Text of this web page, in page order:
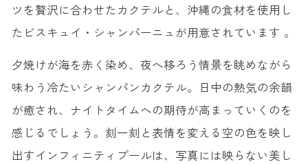
ツを贅沢に合わせたカクテルと、沖縄の食材を使用し
たビスキュイ・シャンパーニュが用意されています 。
夕焼けが海を赤く染め、夜へ移ろう情景を眺めながら
味わう冷たいシャンパンカクテル。日中の熱気の余韻
が癒され、ナイトタイムへの期待が高まっていくのを
感じるでしょう。刻一刻と表情を変える空の色を映し
出すインフィニティプールは、写真には映らない美し